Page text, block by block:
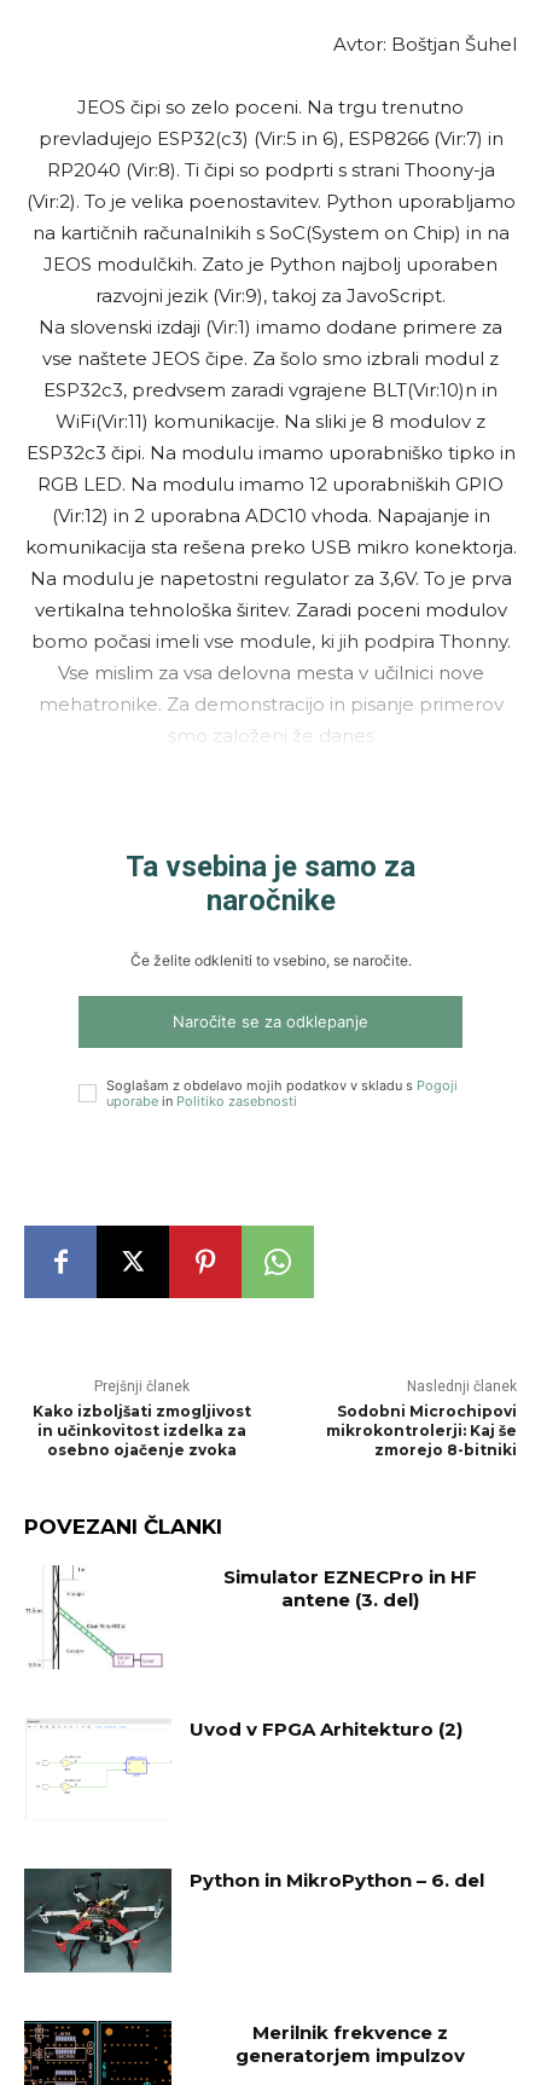
Avtor: Boštjan Šuhel
JEOS čipi so zelo poceni. Na trgu trenutno
prevladujejo ESP32(c3) (Vir:5 in 6), ESP8266 (Vir:7) in
RP2040 (Vir:8). Ti čipi so podprti s strani Thoony-ja
(Vir:2). To je velika poenostavitev. Python uporabljamo
na kartičnih računalnikih s SoC(System on Chip) in na
JEOS modulčkih. Zato je Python najbolj uporaben
razvojni jezik (Vir:9), takoj za JavoScript.
Na slovenski izdaji (Vir:1) imamo dodane primere za
vse naštete JEOS čipe. Za šolo smo izbrali modul z
ESP32c3, predvsem zaradi vgrajene BLT(Vir:10)n in
WiFi(Vir:11) komunikacije. Na sliki je 8 modulov z
ESP32c3 čipi. Na modulu imamo uporabniško tipko in
RGB LED. Na modulu imamo 12 uporabniških GPIO
(Vir:12) in 2 uporabna ADC10 vhoda. Napajanje in
komunikacija sta rešena preko USB mikro konektorja.
Na modulu je napetostni regulator za 3,6V. To je prva
vertikalna tehnološka širitev. Zaradi poceni modulov
bomo počasi imeli vse module, ki jih podpira Thonny.
Vse mislim za vsa delovna mesta v učilnici nove
mehatronike. Za demonstracijo in pisanje primerov
smo založeni že danes
Ta vsebina je samo za
naročnike
Če želite odkleniti to vsebino, se naročite.
Naročite se za odklepanje
Soglašam z obdelavo mojih podatkov v skladu s Pogoji
uporabe in Politiko zasebnosti
Prejšnji članek
Kako izboljšati zmogljivost
in učinkovitost izdelka za
osebno ojačenje zvoka
Naslednji članek
Sodobni Microchipovi
mikrokontrolerji: Kaj še
zmorejo 8-bitniki
POVEZANI ČLANKI
Simulator EZNECPro in HF
antene (3. del)
Uvod v FPGA Arhitekturo (2)
Python in MikroPython – 6. del
Merilnik frekvence z
generatorjem impulzov